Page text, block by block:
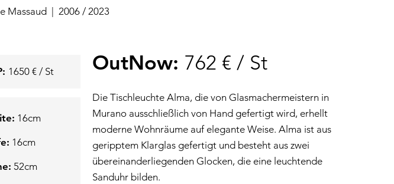
Massaud 2006 / 2023
1650 € / St
16cm
16cm
52cm
OutNow: 762 € / St
Die Tischleuchte Alma, die von Glasmachermeistern in
Murano ausschließlich von Hand gefertigt wird, erhellt
moderne Wohnräume auf elegante Weise. Alma ist aus
geripptem Klarglas gefertigt und besteht aus zwei
übereinanderliegenden Glocken, die eine leuchtende
Sanduhr bilden.